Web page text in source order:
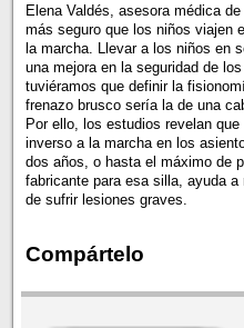
Elena Valdés, asesora médica
más seguro que los niños viajen
la marcha. Llevar a los niños en
una mejora en la seguridad de
tuviéramos que definir la
frenazo brusco sería la de una
Por ello, los estudios revelan
inverso a la marcha en los
dos años, o hasta el máximo de
fabricante para esa silla, ayuda
de sufrir lesiones graves.
Compártelo